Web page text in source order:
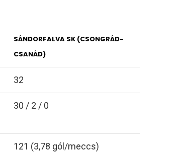
SÁNDORFALVA SK (CSONGRÁD-
CSANÁD)
32
30 / 2 / 0
121 (3,78 gól/meccs)